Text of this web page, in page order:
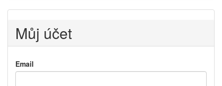
Můj účet
Email